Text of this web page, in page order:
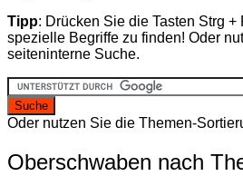
Tipp: Drücken Sie die Tasten Strg
spezielle Begriffe zu finden! Oder
seiteninterne Suche.
Oder nutzen Sie die Themen-
Oberschwaben nach